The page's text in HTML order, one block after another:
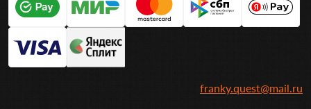
franky.quest@mail.ru